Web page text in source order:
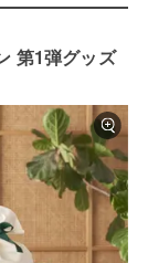
第1弾グッズ